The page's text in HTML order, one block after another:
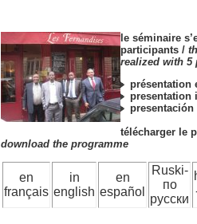
le séminaire
participants /
realized with 5
présentation
presentation
presentación
télécharger le
download the programme
en
français
in
english
en
español
Ruski-
по
русски